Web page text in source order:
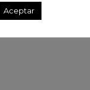
Aceptar